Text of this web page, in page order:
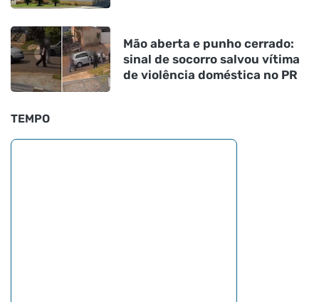
Mão aberta e punho cerrado:
sinal de socorro salvou vítima
de violência doméstica no PR
TEMPO